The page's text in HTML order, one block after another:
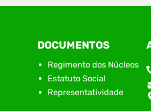
A 15ª FERSUL – Feira
do Itajaí acontece nos dias 12, 13
de 2026, no Centro de Eventos
Purnhagen, e contará com uma
especial voltada à tecnologia,
empreendedorismo. Durante os
feira, o Espaço Tech será um
DOCUMENTOS
Regimento dos Núcleos
Estatuto Social
Representatividade